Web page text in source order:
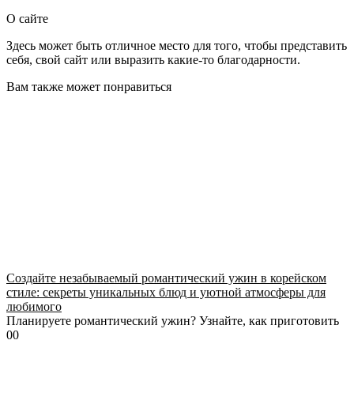
О сайте
Здесь может быть отличное место для того, чтобы представить
себя, свой сайт или выразить какие-то благодарности.
Вам также может понравиться
Создайте незабываемый романтический ужин в корейском
стиле: секреты уникальных блюд и уютной атмосферы для
любимого
Планируете романтический ужин? Узнайте, как приготовить
00